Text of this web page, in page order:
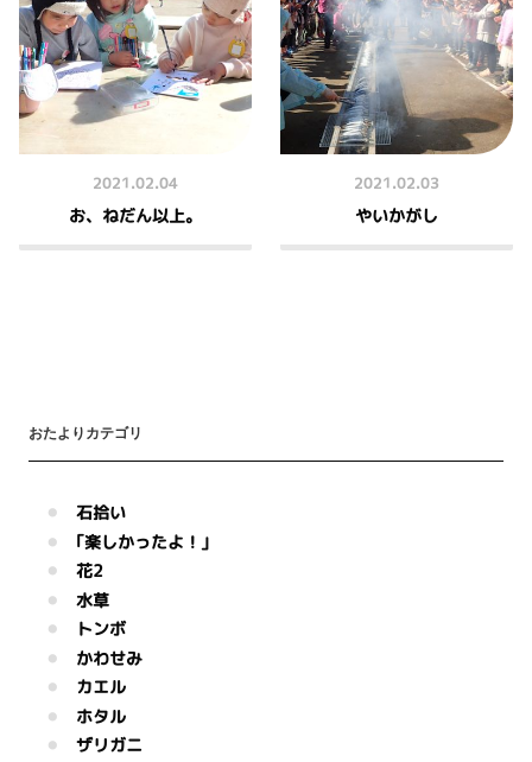
2021.02.04
お、ねだん以上。
2021.02.03
やいかがし
おたよりカテゴリ
石拾い
｢楽しかったよ！｣
花2
水草
トンボ
かわせみ
カエル
ホタル
ザリガニ